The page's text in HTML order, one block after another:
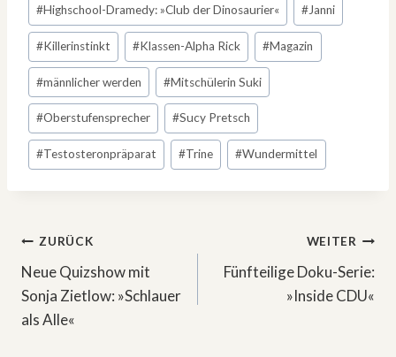
#Highschool-Dramedy: »Club der Dinosaurier« #Janni
#Killerinstinkt #Klassen-Alpha Rick #Magazin
#männlicher werden #Mitschülerin Suki
#Oberstufensprecher #Sucy Pretsch
#Testosteronpräparat #Trine #Wundermittel
Beitragsnavigation
ZURÜCK
Neue Quizshow mit
Sonja Zietlow: »Schlauer
als Alle«
WEITER
Fünfteilige Doku-Serie:
»Inside CDU«